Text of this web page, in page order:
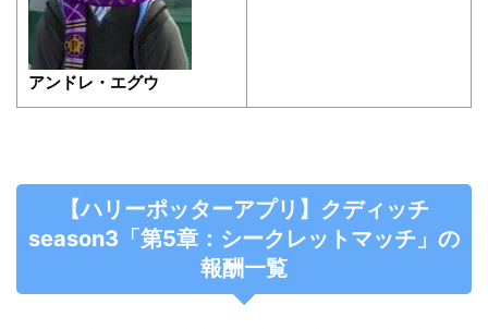
アンドレ・エグウ
【ハリーポッターアプリ】クディッチ
season3「第5章：シークレットマッチ」の
報酬一覧